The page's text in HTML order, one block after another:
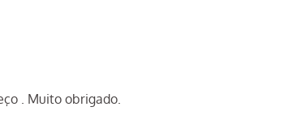
. Muito obrigado.